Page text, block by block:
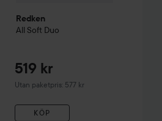
Redken
All Soft Duo
519 kr
Utan paketpris: 577 kr
KÖP